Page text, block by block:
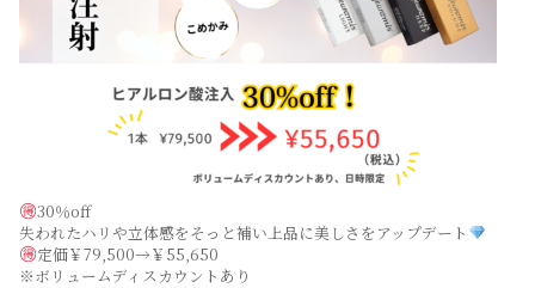
30％off
失われたハリや立体感をそっと補い上品に美しさをアップデート
定価￥79,500→￥55,650
※ボリュームディスカウントあり